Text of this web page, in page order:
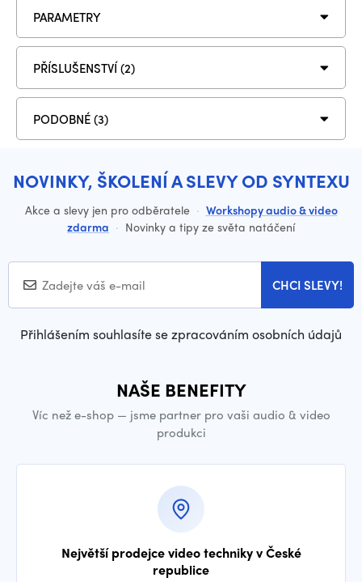
PARAMETRY
PŘÍSLUŠENSTVÍ (2)
PODOBNÉ (3)
NOVINKY, ŠKOLENÍ A SLEVY OD SYNTEXU
Akce a slevy jen pro odběratele · Workshopy audio & video
zdarma · Novinky a tipy ze světa natáčení
CHCI SLEVY!
Přihlášením souhlasíte se zpracováním osobních údajů
NAŠE BENEFITY
Víc než e-shop — jsme partner pro vaši audio & video
produkci
Největší prodejce video techniky v České
republice